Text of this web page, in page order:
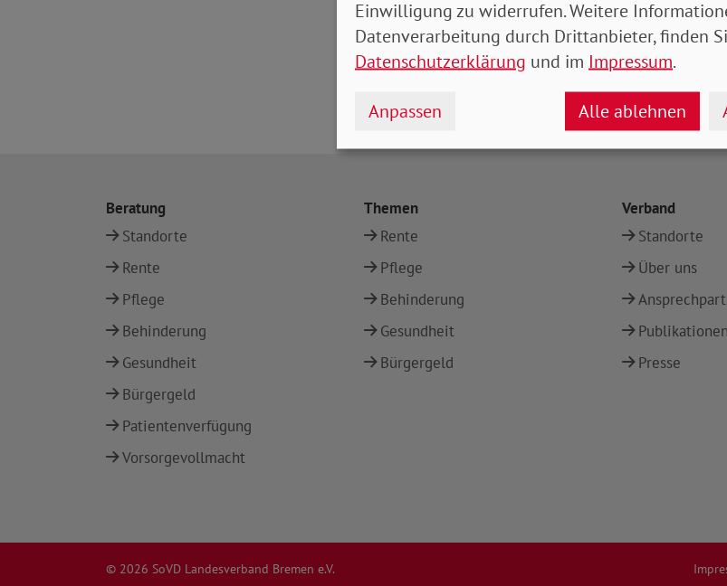
Beratung
Standorte
Rente
Pflege
Behinderung
Gesundheit
Bürgergeld
Patientenverfügung
Vorsorgevollmacht
Themen
Rente
Pflege
Behinderung
Gesundheit
Bürgergeld
Verband
Standorte
Über uns
Publikationen
Presse
© 2026 SoVD Landesverband Bremen e.V.
Einwilligung zu widerrufen. Weitere
Datenverarbeitung durch Drittanbieter, finden
Datenschutzerklärung und im Impressum.
Anpassen Alle ablehnen